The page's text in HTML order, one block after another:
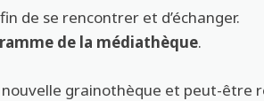
de se rencontrer et d’échanger.
de la médiathèque.
nouvelle grainothèque et peut-être